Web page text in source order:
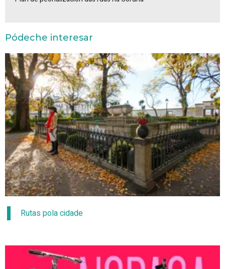
Pódeche interesar
Rutas pola cidade